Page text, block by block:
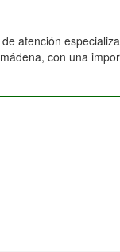
atención
con una